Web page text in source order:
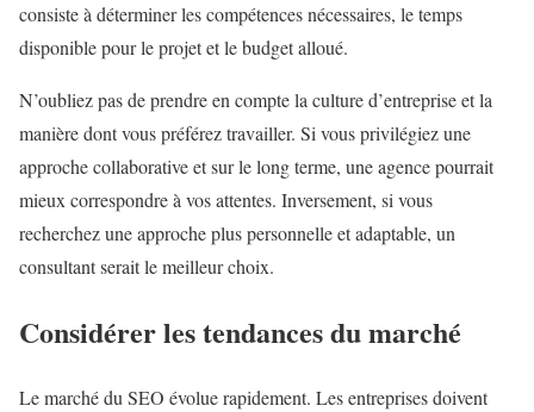
consiste à déterminer les compétences nécessaires, le temps
disponible pour le projet et le budget alloué.
N’oubliez pas de prendre en compte la culture d’entreprise et la
manière dont vous préférez travailler. Si vous privilégiez une
approche collaborative et sur le long terme, une agence pourrait
mieux correspondre à vos attentes. Inversement, si vous
recherchez une approche plus personnelle et adaptable, un
consultant serait le meilleur choix.
Considérer les tendances du marché
Le marché du SEO évolue rapidement. Les entreprises doivent